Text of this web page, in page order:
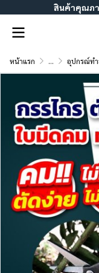
สินค้าคุณภ
หน้าแรก ... อุปกรณ์ท